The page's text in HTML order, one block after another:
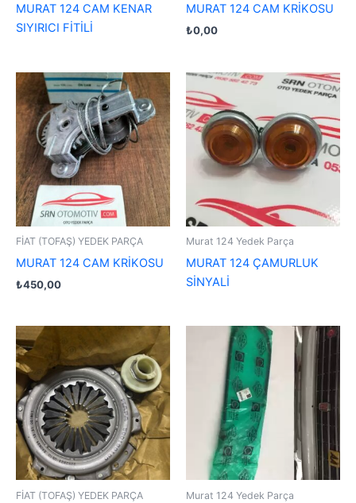
MURAT 124 CAM KENAR
SIYIRICI FİTİLİ
MURAT 124 CAM KRİKOSU
₺0,00
FİAT (TOFAŞ) YEDEK PARÇA
MURAT 124 CAM KRİKOSU
₺450,00
Murat 124 Yedek Parça
MURAT 124 ÇAMURLUK
SİNYALİ
FİAT (TOFAŞ) YEDEK PARÇA Murat 124 Yedek Parça